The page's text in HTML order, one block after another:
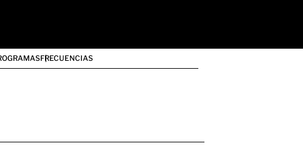
FRECUENCIAS